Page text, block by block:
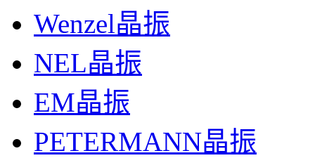
Wenzel晶振
NEL晶振
EM晶振
PETERMANN晶振